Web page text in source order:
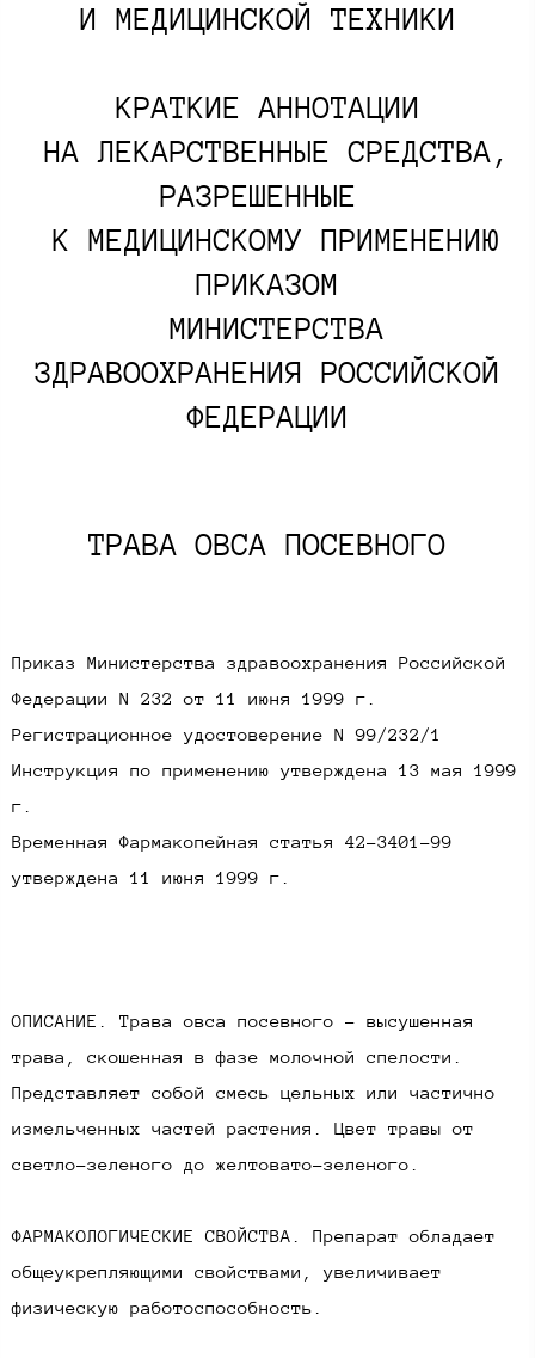
И МЕДИЦИНСКОЙ ТЕХНИКИ
КРАТКИЕ АННОТАЦИИ
НА ЛЕКАРСТВЕННЫЕ СРЕДСТВА,
РАЗРЕШЕННЫЕ
К МЕДИЦИНСКОМУ ПРИМЕНЕНИЮ
ПРИКАЗОМ
МИНИСТЕРСТВА
ЗДРАВООХРАНЕНИЯ РОССИЙСКОЙ
ФЕДЕРАЦИИ
ТРАВА ОВСА ПОСЕВНОГО​
Приказ Министерства здравоохранения Российской
Федерации N 232 от 11 июня 1999 г.
Регистрационное удостоверение N 99/232/1
Инструкция по применению утверждена 13 мая 1999
г.
Временная Фармакопейная статья 42-3401-99
утверждена 11 июня 1999 г.​​
ОПИСАНИЕ. Трава овса посевного - высушенная
трава, скошенная в фазе молочной спелости.
Представляет собой смесь цельных или частично
измельченных частей растения. Цвет травы от
светло-зеленого до желтовато-зеленого.
ФАРМАКОЛОГИЧЕСКИЕ СВОЙСТВА. Препарат обладает
общеукрепляющими свойствами, увеличивает
физическую работоспособность.